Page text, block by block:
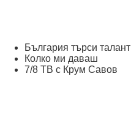
България търси талант
Колко ми даваш
7/8 ТВ с Крум Савов